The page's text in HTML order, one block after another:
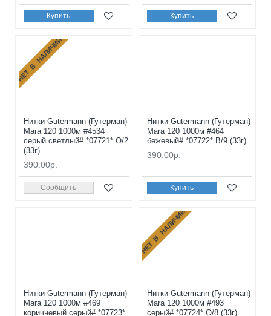
Купить Купить
НЕТ В НАЛИЧИИ
Нитки Gutermann (Гутерман)
Mara 120 1000м #4534
серый светлый# *07721* O/2
(33г)
390.00р.
Сообщить
Нитки Gutermann (Гутерман)
Mara 120 1000м #464
бежевый# *07722* B/9 (33г)
390.00р.
Купить
Нитки Gutermann (Гутерман)
Mara 120 1000м #469
коричневый серый# *07723*
НЕТ В НАЛИЧИИ
Нитки Gutermann (Гутерман)
Mara 120 1000м #493
серый# *07724* O/8 (33г)